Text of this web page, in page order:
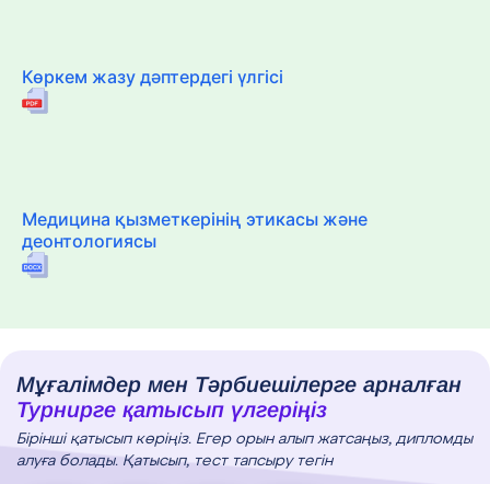
Көркем жазу дәптердегі үлгісі
Медицина қызметкерінің этикасы және
деонтологиясы
Мұғалімдер мен Тәрбиешілерге арналған
Турнирге қатысып үлгеріңіз
Бірінші қатысып көріңіз. Егер орын алып жатсаңыз, дипломды
алуға болады. Қатысып, тест тапсыру тегін